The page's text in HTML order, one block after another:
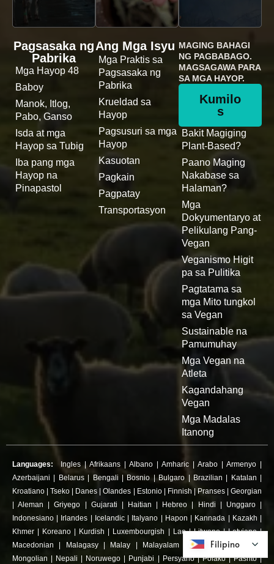
Pagsasaka ng
Pabrika
Mga Hayop 48
Baboy
Manok, Itlog,
Pabo, Ganso
Isda at mga
Hayop sa Tubig
Iba pang mga
Hayop na
Pinapastol
Ang Mga Isyu
Mga Praktis sa
Pagsasaka ng
Pabrika
Krueldad sa
Hayop
Pagsusuri sa mga
Hayop
Kasuotan
Pagkain
Pagpatay
Transportasyon
MAGING BAHAGI
NG PAGBABAGO.
MAGSAGAWA PARA
SA MGA HAYOP.
Kumilo
s
Bakit Magiging
Plant-Based?
Paano Maging
Nakabase sa
Halaman?
Mga
Dokyumentaryo at
Pelikulang Pang-
Vegan
Veganismo Higit
pa sa Pulitika
Pagtatama sa
mga Mito tungkol
sa Vegan
Sustainable na
Pamumuhay
Mga Vegan na
Atleta
Kagandahang
Vegan
Mga Madalas
Itanong
Languages: Ingles | Afrikaans Albano Amharic Arabo Armenyo
Azerbaijani
Belarus| Bengali Bosnio |Bulgaro Brazilian Katalan
Kroatiano |Tseko Danes |Olandes Estonio| Finnish Pranses|Georgian
|Aleman |Griyego Gujarati Haitian Hebreo Hindi Unggaro|
Indonesiano
Irlandes Icelandic| Italyano Hapon Kannada Kazakh
Khmer
Koreano Kurdish Luxembourgish Lao|Litwano|Latviano|
Macedonian
Malagasy| Malay Malayalam |Maltese |Marathi|
Mongolian
Nepali Noruwego Punjabi Persyano|Polako|Pashto|
Filipino
Filipino